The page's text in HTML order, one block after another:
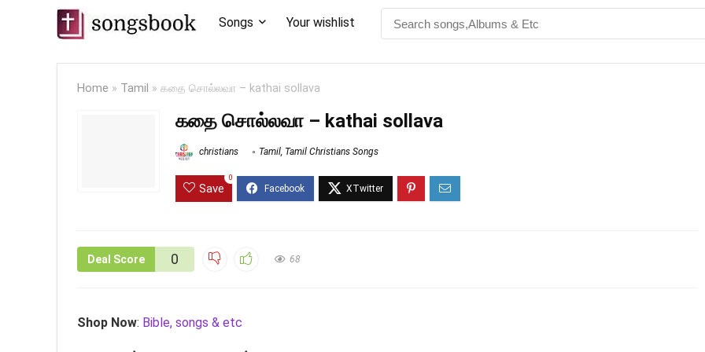
Songs Your wishlist
Home » Tamil » கதை சொல்லவா – kathai sollava
கதை சொல்லவா – kathai sollava
christians Tamil, Tamil Christians Songs
Save
0
Deal Score 0 68
Shop Now: Bible, songs & etc